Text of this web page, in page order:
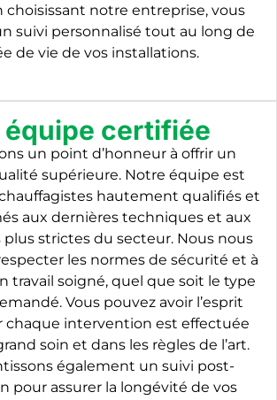
choisissant notre entreprise, vous
suivi personnalisé tout au long de
de vie de vos installations.
équipe certifiée
un point d’honneur à offrir un
supérieure. Notre équipe est
hautement qualifiés et
aux dernières techniques et aux
plus strictes du secteur. Nous nous
les normes de sécurité et à
travail soigné, quel que soit le type
Vous pouvez avoir l’esprit
chaque intervention est effectuée
soin et dans les règles de l’art.
également un suivi post-
pour assurer la longévité de vos